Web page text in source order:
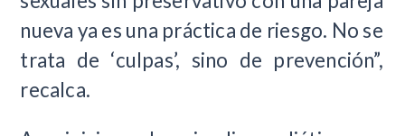
nueva ya es una práctica de riesgo. No se
trata de ‘culpas’, sino de prevención”,
recalca.